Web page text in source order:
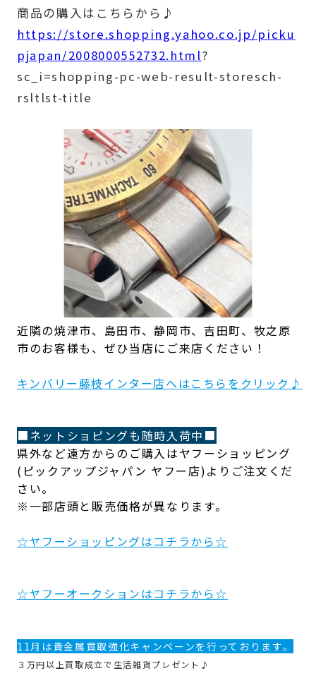
商品の購入はこちらから♪
https://store.shopping.yahoo.co.jp/picku
pjapan/2008000552732.html?
sc_i=shopping-pc-web-result-storesch-
rsltlst-title
近隣の焼津市、島田市、静岡市、吉田町、牧之原
市のお客様も、ぜひ当店にご来店ください！
キンバリー藤枝インター店へはこちらをクリック♪
■ネットショピングも随時入荷中■
県外など遠方からのご購入はヤフーショッピング
(ピックアップジャパン ヤフー店)よりご注文くだ
さい。
※一部店頭と販売価格が異なります。
☆ヤフーショッピングはコチラから☆
☆ヤフーオークションはコチラから☆
11月は貴金属買取強化キャンペーンを行っております。
３万円以上買取成立で生活雑貨プレゼント♪